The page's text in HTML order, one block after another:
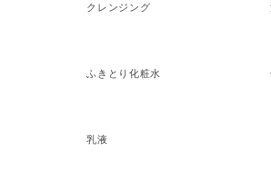
クレンジング
ふきとり化粧水
乳液